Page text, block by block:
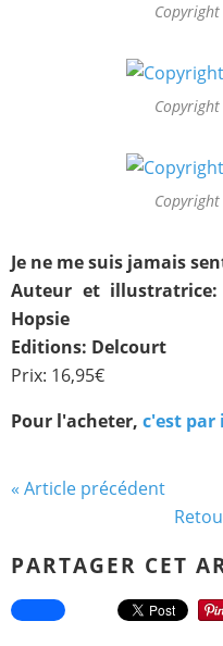
Je ne me suis jamais
Auteur et
Hopsie
Editions: Delcourt
Prix: 16,95€
Pour l'acheter, c'est par
« Article précédent
PARTAGER CET